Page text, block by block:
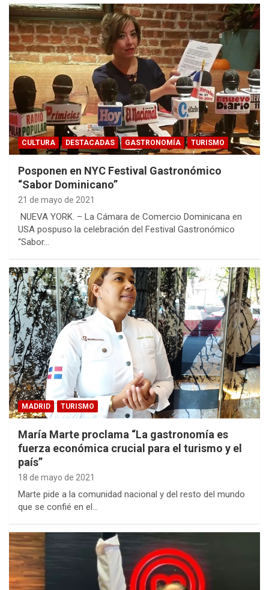
CULTURA DESTACADAS GASTRONOMÍA TURISMO
Posponen en NYC Festival Gastronómico
“Sabor Dominicano”
21 de mayo de 2021
NUEVA YORK. – La Cámara de Comercio Dominicana en
USA pospuso la celebración del Festival Gastronómico
“Sabor…
MADRID TURISMO
María Marte proclama “La gastronomía es
fuerza económica crucial para el turismo y el
país”
18 de mayo de 2021
Marte pide a la comunidad nacional y del resto del mundo
que se confié en el…